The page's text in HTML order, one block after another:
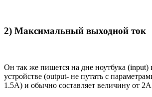
2) Максимальный выходной ток
Он так же пишется на дне ноутбука (input)
устройстве (output- не путать с
1.5A) и обычно составляет величину от